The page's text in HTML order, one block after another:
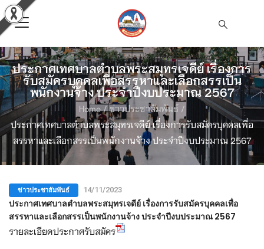
ประกาศเทศบาลตำบลพระสมุทรเจดีย์ เรื่องการ
รับสมัครบุคคลเพื่อสรรหาและเลือกสรรเป็น
พนักงานจ้าง ประจำปีงบประมาณ 2567
Home/ ข่าวประชาสัมพันธ์ /
ประกาศเทศบาลตำบลพระสมุทรเจดีย์ เรื่องการรับสมัครบุคคลเพื่อ
สรรหาและเลือกสรรเป็นพนักงานจ้าง ประจำปีงบประมาณ 2567
ข่าวประชาสัมพันธ์ 14/11/2023
ประกาศเทศบาลตำบลพระสมุทรเจดีย์ เรื่องการรับสมัครบุคคลเพื่อ
สรรหาและเลือกสรรเป็นพนักงานจ้าง ประจำปีงบประมาณ 2567
รายละเอียดประกาศรับสมัคร